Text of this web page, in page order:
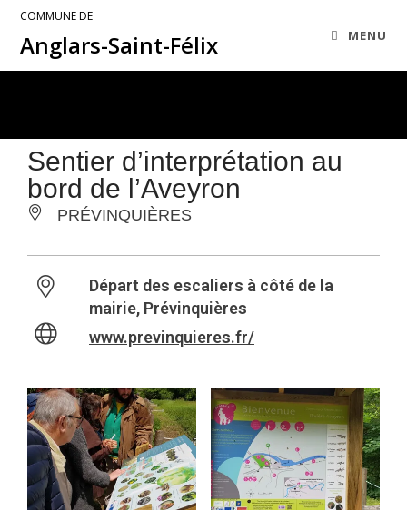
COMMUNE DE
Anglars-Saint-Félix MENU
Sentier d’interprétation au
bord de l’Aveyron
PRÉVINQUIÈRES
Départ des escaliers à côté de la
mairie, Prévinquières
www.previnquieres.fr/